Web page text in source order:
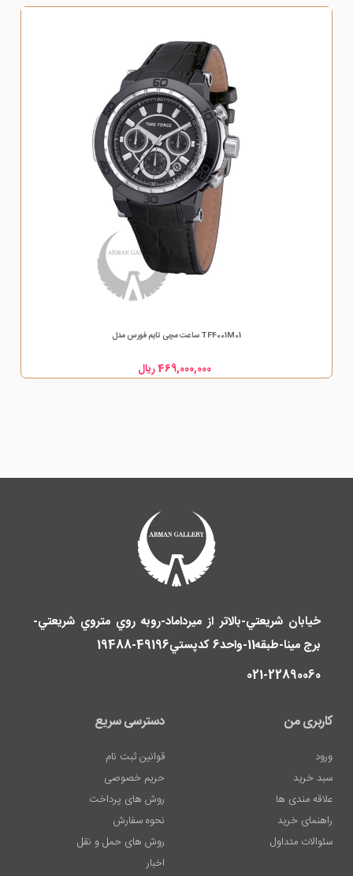
ساعت مچی تایم فورس مدل TF4001M01
469,000,000 ریال
خيابان شريعتي-بالاتر از ميرداماد-روبه روي متروي شريعتي-
برج مينا-طبقه11-واحد6 کدپستي49196-19488
Lazer
vme
Dudak
Dolgusu
Fiyatlar?
En
021-22890060
کاربری من
ورود
سبد خرید
علاقه مندی ها
راهنمای خرید
سئوالات متداول
دسترسی سریع
قوانین ثبت نام
حریم خصوصی
روش های پرداخت
نحوه سفارش
روش های حمل و نقل
اخبار